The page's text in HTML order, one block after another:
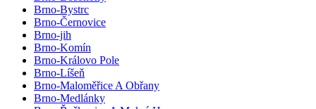
Brno-Bystrc
Brno-Černovice
Brno-jih
Brno-Komín
Brno-Královo Pole
Brno-Líšeň
Brno-Maloměřice A Obřany
Brno-Medlánky